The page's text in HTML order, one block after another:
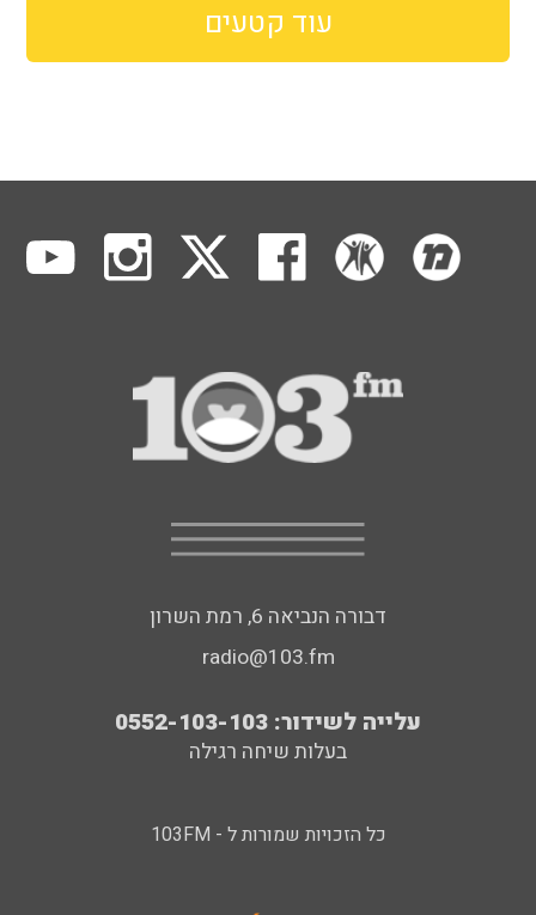
עוד קטעים
דבורה הנביאה 6, רמת השרון
radio@103.fm
עלייה לשידור: 0552-103-103
בעלות שיחה רגילה
כל הזכויות שמורות ל - 103FM